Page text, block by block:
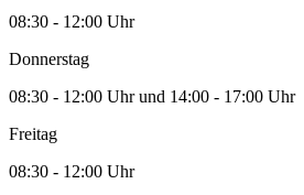
08:30 - 12:00 Uhr
Donnerstag
08:30 - 12:00 Uhr und 14:00 - 17:00 Uhr
Freitag
08:30 - 12:00 Uhr